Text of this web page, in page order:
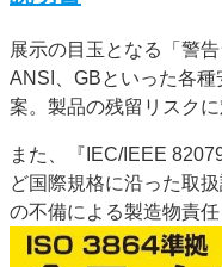
お問い合わせ
展示の目玉となる「警
ANSI、GBといった各
案。製品の残留リスク
また、『IEC/IEEE
ど国際規格に沿った取
の不備による製造物責任